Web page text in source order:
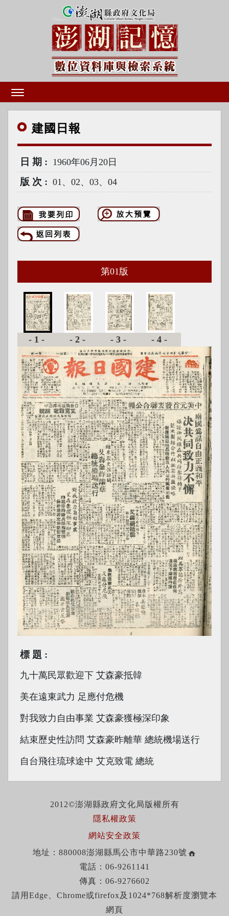
建國 日報
日期 1960年06月20日
版次 01、02、03、04
第01 版
-1- -2- -3- -4-
標題
九十萬民眾歡迎下 艾森豪抵韓
美在遠東武力 足應付危機
對我致力自由事業 艾森豪獲極深印象
結束歷史性訪問 艾森豪昨離華 總統機場送行
自台飛往琉球途中 艾克致電 總統
2012©澎湖縣政府文化局版權所有
隱私權政策
網站安全政策
地址：880008澎湖縣馬公市中華路230號
電話：06-9261141
傳真：06-9276602
請用Edge、Chrome或firefox及1024*768解析度瀏覽本
網頁